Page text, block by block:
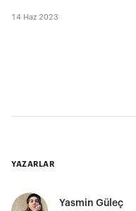
14 Haz 2023
YAZARLAR
Yasmin Güleç